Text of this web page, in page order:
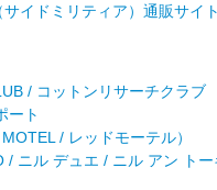
/ コットンリサーチクラブ
ート
/ レッドモーテル）
/ ニル デュエ / ニル アン トー